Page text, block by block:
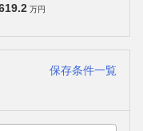
万円
保存条件一覧